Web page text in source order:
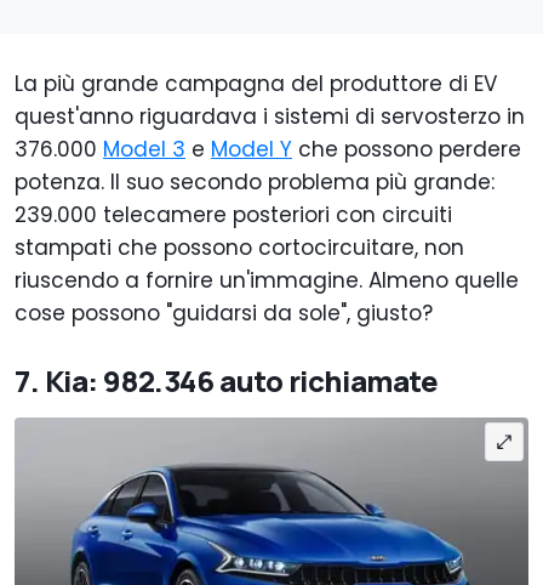
La più grande campagna del produttore di EV
quest'anno riguardava i sistemi di servosterzo in
376.000 Model 3 e Model Y che possono perdere
potenza. Il suo secondo problema più grande:
239.000 telecamere posteriori con circuiti
stampati che possono cortocircuitare, non
riuscendo a fornire un'immagine. Almeno quelle
cose possono "guidarsi da sole", giusto?
7. Kia: 982.346 auto richiamate